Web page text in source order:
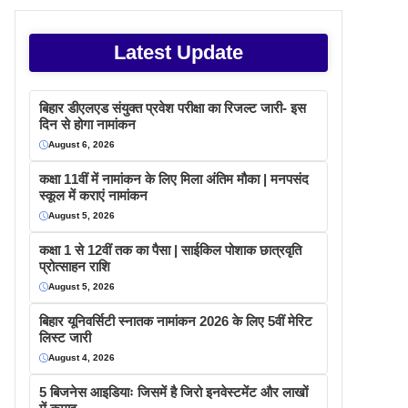
Latest Update
बिहार डीएलएड संयुक्त प्रवेश परीक्षा का रिजल्ट जारी- इस
दिन से होगा नामांकन
August 6, 2026
कक्षा 11वीं में नामांकन के लिए मिला अंतिम मौका | मनपसंद
स्कूल में कराएं नामांकन
August 5, 2026
कक्षा 1 से 12वीं तक का पैसा | साईकिल पोशाक छात्रवृति
प्रोत्साहन राशि
August 5, 2026
बिहार यूनिवर्सिटी स्नातक नामांकन 2026 के लिए 5वीं मेरिट
लिस्ट जारी
August 4, 2026
5 बिजनेस आइडियाः जिसमें है जिरो इनवेस्टमेंट और लाखों